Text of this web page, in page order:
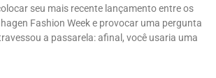
seu mais recente lançamento entre os
Fashion Week e provocar uma pergunta
a passarela: afinal, você usaria uma